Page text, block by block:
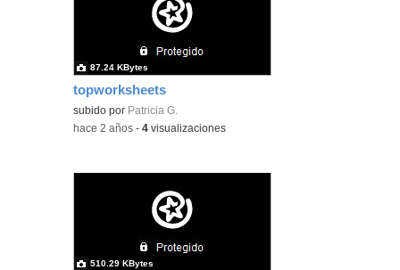
topworksheets
subido por Patricia G.
87.24 KBytes
-hace 2 años -4 visualizaciones
510.29 KBytes